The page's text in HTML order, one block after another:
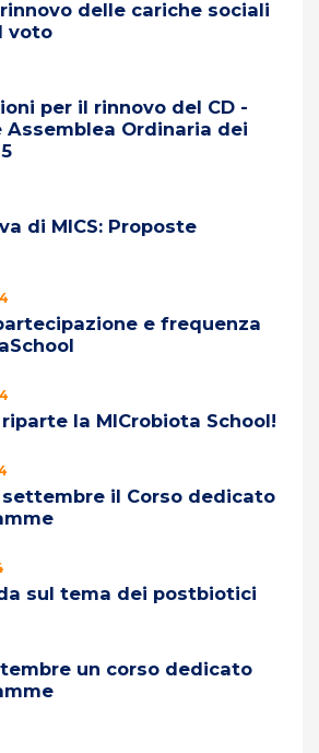
delle cariche sociali
voto
per il rinnovo del CD -
Assemblea Ordinaria dei
di MICS: Proposte
e frequenza
la MICrobiota School!
settembre il Corso dedicato
sul tema dei postbiotici
un corso dedicato